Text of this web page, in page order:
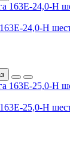
24,0-H
25,0-H